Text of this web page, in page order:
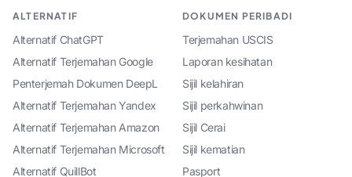
ALTERNATIF
Alternatif ChatGPT
Alternatif Terjemahan Google
Penterjemah Dokumen DeepL
Alternatif Terjemahan Yandex
Alternatif Terjemahan Amazon
Alternatif Terjemahan Microsoft
Alternatif QuillBot
DOKUMEN PERIBADI
Terjemahan USCIS
Laporan kesihatan
Sijil kelahiran
Sijil perkahwinan
Sijil Cerai
Sijil kematian
Pasport